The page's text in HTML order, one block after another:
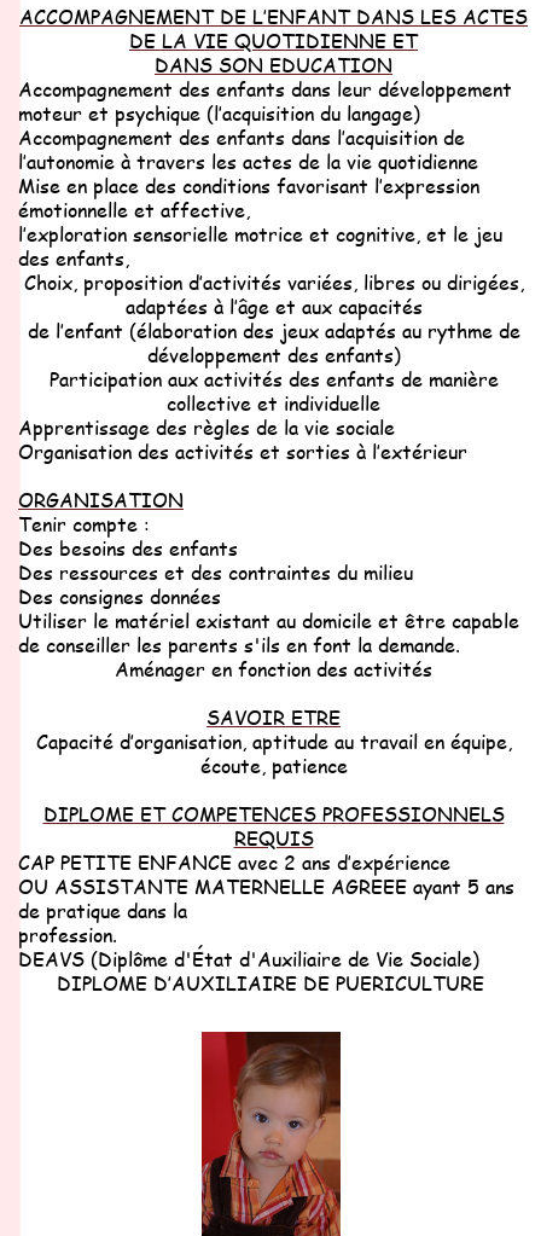
ACCOMPAGNEMENT DE L’ENFANT DANS LES ACTES
DE LA VIE QUOTIDIENNE ET
DANS SON EDUCATION
Accompagnement des enfants dans leur développement
moteur et psychique (l’acquisition du langage)
Accompagnement des enfants dans l’acquisition de
l’autonomie à travers les actes de la vie quotidienne
Mise en place des conditions favorisant l’expression
émotionnelle et affective,
l’exploration sensorielle motrice et cognitive, et le jeu
des enfants,
Choix, proposition d’activités variées, libres ou dirigées,
adaptées à l’âge et aux capacités
de l’enfant (élaboration des jeux adaptés au rythme de
développement des enfants)
Participation aux activités des enfants de manière
collective et individuelle
Apprentissage des règles de la vie sociale
Organisation des activités et sorties à l’extérieur
ORGANISATION
Tenir compte :
Des besoins des enfants
Des ressources et des contraintes du milieu
Des consignes données
Utiliser le matériel existant au domicile et être capable
de conseiller les parents s'ils en font la demande.
Aménager en fonction des activités
SAVOIR ETRE
Capacité d’organisation, aptitude au travail en équipe,
écoute, patience
DIPLOME ET COMPETENCES PROFESSIONNELS
REQUIS
CAP PETITE ENFANCE avec 2 ans d’expérience
OU ASSISTANTE MATERNELLE AGREEE ayant 5 ans
de pratique dans la
profession.
DEAVS (Diplôme d'État d'Auxiliaire de Vie Sociale)
DIPLOME D’AUXILIAIRE DE PUERICULTURE